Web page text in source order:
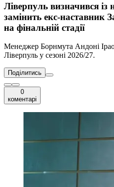
Ліверпуль визначився
замінить екс-наставник
на фінальній стадії
Менеджер Борнмута Андоні
Ліверпуль у сезоні 2026/27.
Поділитись
0
коментарі